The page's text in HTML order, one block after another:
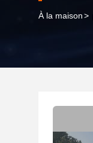
À la maison>